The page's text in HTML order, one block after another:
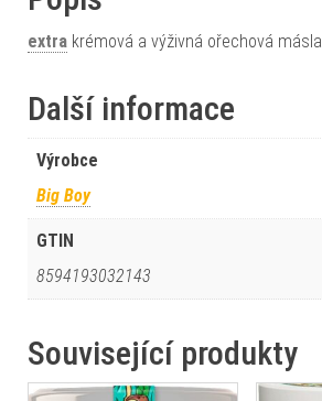
extra krémová a výživná ořechová másla.
Další informace
Výrobce
Big Boy
GTIN
8594193032143
Související produkty